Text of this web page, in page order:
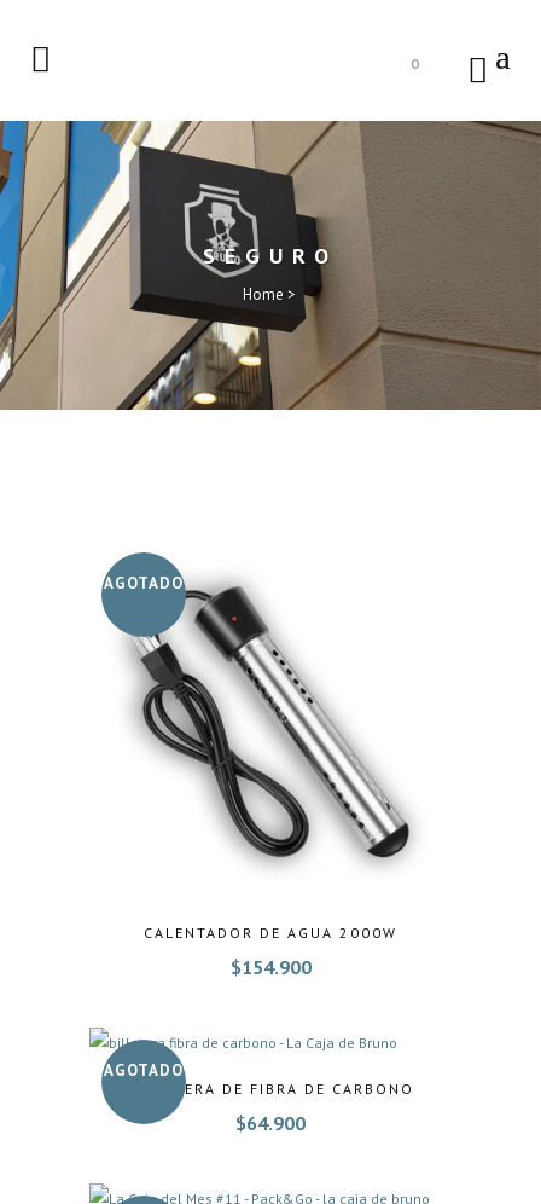
0
SEGURO
Home >
AGOTADO
CALENTADOR DE AGUA 2000W
$154.900
AGOTADO
BILLETERA DE FIBRA DE CARBONO
$64.900